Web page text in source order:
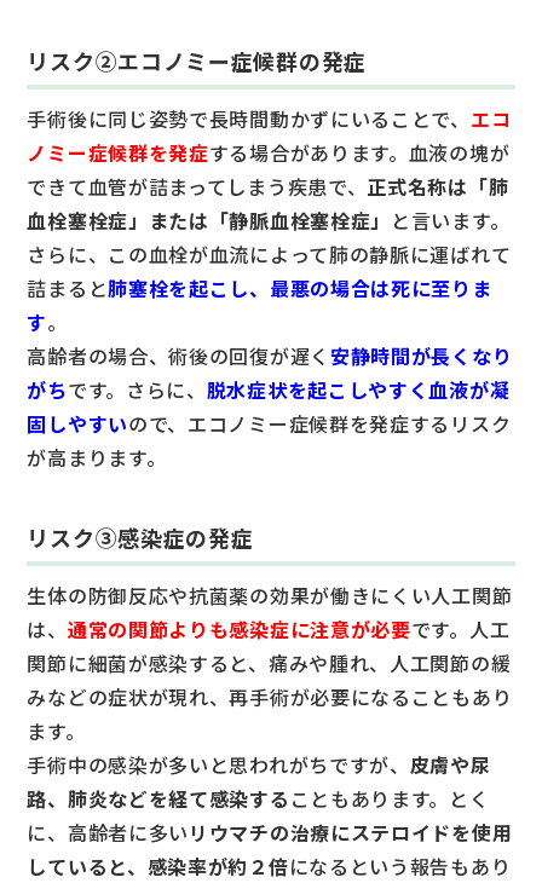
リスク②エコノミー症候群の発症
手術後に同じ姿勢で長時間動かずにいることで、 エコ
ノミー症候群を発症する場合があります。血液の塊が
できて血管が詰まってしまう疾患で、 正式名称は「肺
血栓塞栓症」または「静脈血栓塞栓症」 と言います。
さらに、この血栓が血流によって肺の静脈に運ばれて
詰まると肺塞栓を起こし、最悪の場合は死に至りま
す。
高齢者の場合、術後の回復が遅く 安静時間が長くなり
がちです。さらに、 脱水症状を起こしやすく血液が凝
固しやすいので、エコノミー症候群を発症するリスク
が高まります。
リスク③感染症の発症
生体の防御反応や抗菌薬の効果が働きにくい人工関節
は、 通常の関節よりも感染症に注意が必要です。人工
関節に細菌が感染すると、痛みや腫れ、人工関節の緩
みなどの症状が現れ、再手術が必要になることもあり
ます。
手術中の感染が多いと思われがちですが、 皮膚や尿
路、肺炎などを経て感染する こともあります。とく
に、高齢者に多い リウマチの治療にステロイドを使用
していると、感染率が約２倍になるという報告もあり